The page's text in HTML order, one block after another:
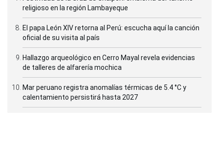
religioso en la región Lambayeque
El papa León XIV retorna al Perú: escucha aquí la canción
oficial de su visita al país
Hallazgo arqueológico en Cerro Mayal revela evidencias
de talleres de alfarería mochica
Mar peruano registra anomalías térmicas de 5.4 °C y
calentamiento persistirá hasta 2027